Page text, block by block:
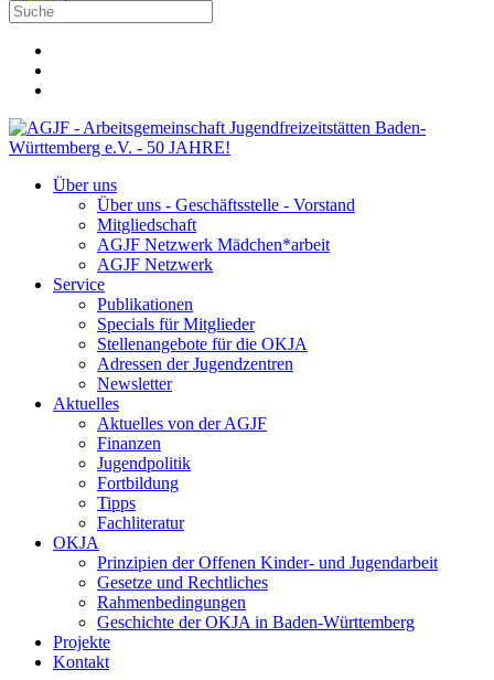
Über uns
Über uns - Geschäftsstelle - Vorstand
Mitgliedschaft
AGJF Netzwerk Mädchen*arbeit
AGJF Netzwerk
Service
Publikationen
Specials für Mitglieder
Stellenangebote für die OKJA
Adressen der Jugendzentren
Newsletter
Aktuelles
Aktuelles von der AGJF
Finanzen
Jugendpolitik
Fortbildung
Tipps
Fachliteratur
OKJA
Prinzipien der Offenen Kinder- und Jugendarbeit
Gesetze und Rechtliches
Rahmenbedingungen
Geschichte der OKJA in Baden-Württemberg
Projekte
Kontakt